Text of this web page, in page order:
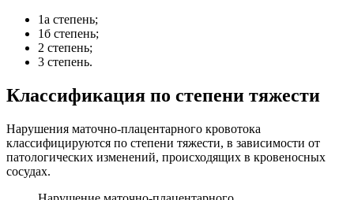
1а степень;
1б степень;
2 степень;
3 степень.
Классификация по степени тяжести
Нарушения маточно-плацентарного кровотока
классифицируются по степени тяжести, в зависимости от
патологических изменений, происходящих в кровеносных
сосудах.